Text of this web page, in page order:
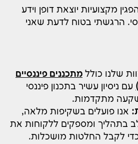
מקצועיות יוצאת דופן וידע
הרגשתי בטוח לדעת שאני
שלנו כולל מתכננים פיננסיים
עם ניסיון עשיר בתכנון פיננסי
מתקדמות.
אנו פועלים בשקיפות מלאה,
בתהליך ומספקים ללקוחות את
לקבל החלטות מושכלות.